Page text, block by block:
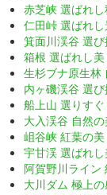
赤芝峡 選ばれ
仁田峠 選ばれ
箕面川渓谷 選
箱根 選ばれし
生杉ブナ原生林
内ヶ磯渓谷 選
船上山 選りすぐ
大入渓谷 自然
岨谷峡 紅葉の
宇甘渓 選ばれ
阿賀野川ライン
大川ダム 極上